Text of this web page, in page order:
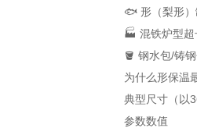
🐟 形（梨形）
🏭 混铁炉型
🪣 钢水包/铸
为什么形保温
典型尺寸（以
参数数值